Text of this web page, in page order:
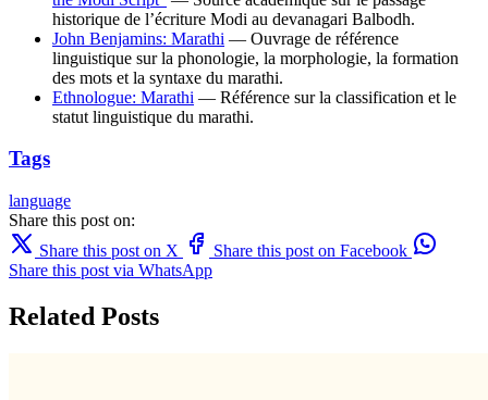
historique de l’écriture Modi au devanagari Balbodh.
John Benjamins: Marathi — Ouvrage de référence
linguistique sur la phonologie, la morphologie, la formation
des mots et la syntaxe du marathi.
Ethnologue: Marathi — Référence sur la classification et le
statut linguistique du marathi.
Tags
language
Share this post on:
Share this post on X
Share this post on Facebook
Share this post via WhatsApp
Related Posts